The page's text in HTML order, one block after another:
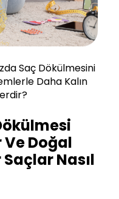
Saç Dökülmesini
Daha Kalın
Ve Doğal
Nasıl